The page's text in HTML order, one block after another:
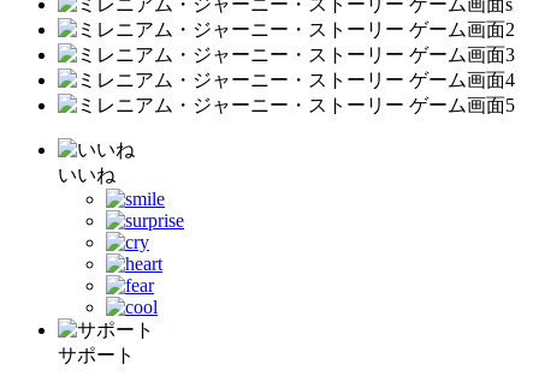
いいね
サポート